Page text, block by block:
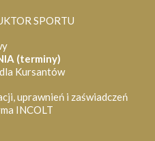
SPORTU
(terminy)
Kursantów
uprawnień i zaświadczeń
INCOLT